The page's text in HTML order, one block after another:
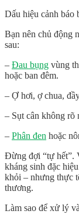
Dấu hiệu cảnh báo
Bạn nên chủ động
sau:
– Đau bụng vùng
hoặc ban đêm.
– Ợ hơi, ợ chua,
– Sụt cân không rõ
– Phân đen hoặc
Đừng đợi “tự hết”.
kháng sinh đặc
khỏi – nhưng thực
thương.
Làm sao để xử lý